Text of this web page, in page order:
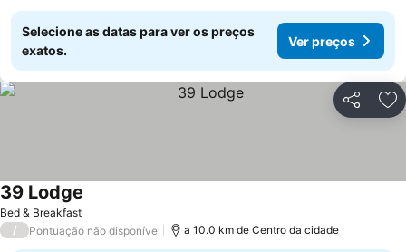
Selecione as datas para ver os preços
exatos.
Ver preços
Partilhar
Bed & Breakfast
39 Lodge
/ Pontuação não disponível a 10.0 km de Centro da cidade